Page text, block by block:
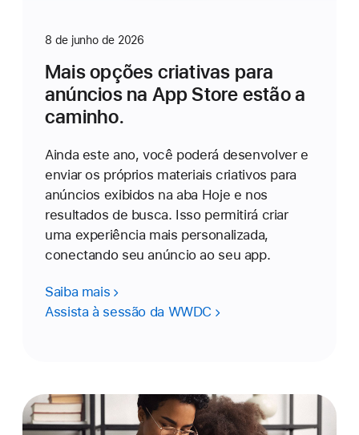
8 de junho de 2026
Mais opções criativas para
anúncios na App Store estão a
caminho.
Ainda este ano, você poderá desenvolver e
enviar os próprios materiais criativos para
anúncios exibidos na aba Hoje e nos
resultados de busca. Isso permitirá criar
uma experiência mais personalizada,
conectando seu anúncio ao seu app.
Saiba mais
Assista à sessão da WWDC